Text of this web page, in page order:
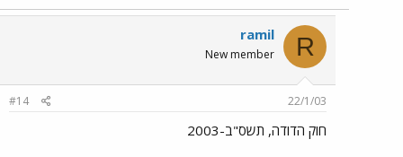
R
ramil
New member
22/1/03
#14
חוק הדודה, תשס"ב-2003